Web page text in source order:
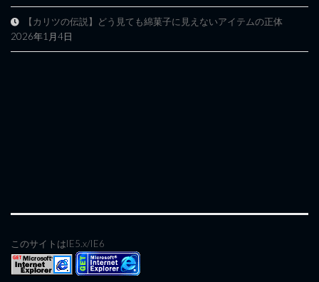
【カリツの伝説】どう見ても綿菓子に見えないアイテムの正体
2026年1月4日
このサイトはIE5.x/IE6